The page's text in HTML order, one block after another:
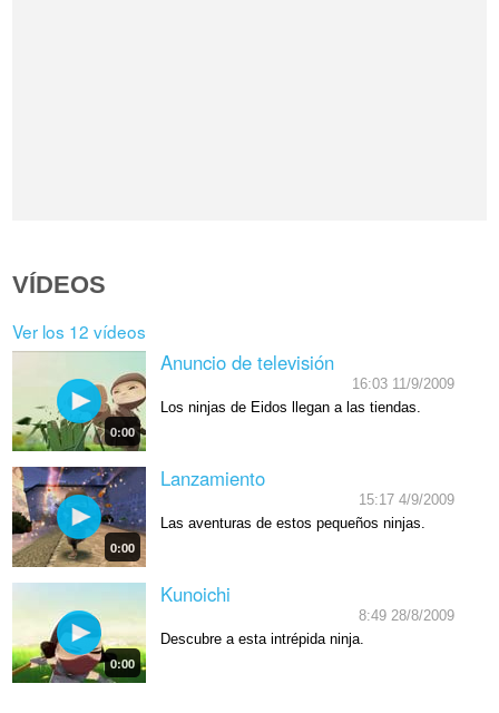
VÍDEOS
Ver los 12 vídeos
0:00
Anuncio de televisión
16:03 11/9/2009
Los ninjas de Eidos llegan a las tiendas.
0:00
Lanzamiento
15:17 4/9/2009
Las aventuras de estos pequeños ninjas.
0:00
Kunoichi
8:49 28/8/2009
Descubre a esta intrépida ninja.